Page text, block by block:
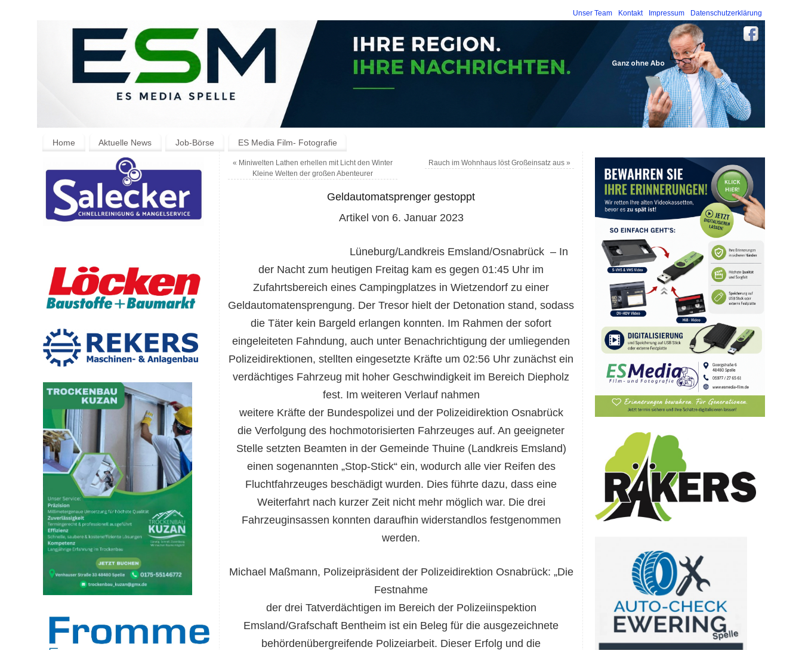
Unser Team Kontakt Impressum Datenschutzerklärung
Home Aktuelle News Job-Börse ES Media Film- Fotografie
« Miniwelten Lathen erhellen mit Licht den Winter
Kleine Welten der großen Abenteurer
Rauch im Wohnhaus löst Großeinsatz aus»
Geldautomatsprenger gestoppt
Artikel von 6. Januar 2023
Lüneburg/Landkreis Emsland/Osnabrück – In
der Nacht zum heutigen Freitag kam es gegen 01:45 Uhr im
Zufahrtsbereich eines Campingplatzes in Wietzendorf zu einer
Geldautomatensprengung. Der Tresor hielt der Detonation stand, sodass
die Täter kein Bargeld erlangen konnten. Im Rahmen der sofort
eingeleiteten Fahndung, auch unter Benachrichtigung der umliegenden
Polizeidirektionen, stellten eingesetzte Kräfte um 02:56 Uhr zunächst ein
verdächtiges Fahrzeug mit hoher Geschwindigkeit im Bereich Diepholz
fest. Im weiteren Verlauf nahmen
weitere Kräfte der Bundespolizei und der Polizeidirektion Osnabrück
die Verfolgung des hochmotorisierten Fahrzeuges auf. An geeigneter
Stelle setzten Beamten in der Gemeinde Thuine (Landkreis Emsland)
einen sogenannten „Stop-Stick“ ein, wodurch alle vier Reifen des
Fluchtfahrzeuges beschädigt wurden. Dies führte dazu, dass eine
Weiterfahrt nach kurzer Zeit nicht mehr möglich war. Die drei
Fahrzeuginsassen konnten daraufhin widerstandlos festgenommen
werden.
Michael Maßmann, Polizeipräsident der Polizeidirektion Osnabrück: „Die
Festnahme
der drei Tatverdächtigen im Bereich der Polizeiinspektion
Emsland/Grafschaft Bentheim ist ein Beleg für die ausgezeichnete
behördenübergreifende Polizeiarbeit. Dieser Erfolg und die